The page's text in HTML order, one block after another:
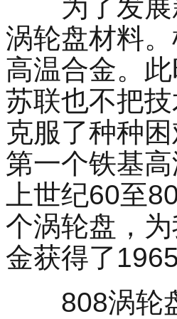
为了发
涡轮盘材料
高温合金。
苏联也不把
克服了种种
第一个铁基
上世纪60至
个涡轮盘，
金获得了 1965
808涡轮